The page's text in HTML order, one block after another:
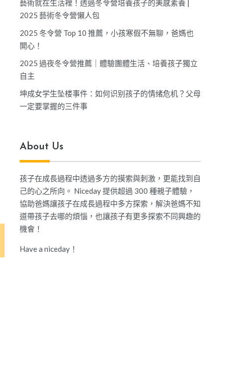
藝術就在生活裡！透過冬令營培養孩子的美感素養 |
2025 藝術冬令營懶人包
2025 冬令營 Top 10 推薦，小孩寒假不無聊，爸媽也
開心！
2025 過夜冬令營推薦｜體驗團體生活、培養孩子獨立
自主
坤成女学生坠楼事件：如何识别孩子的情绪危机？父母
一定要掌握的三件事
About Us
孩子在成長過程中透過多方的摸索與刺激，更能找到自
己的心之所向。 Niceday 提供超過 300 種親子體驗，
協助爸媽讓孩子在成長過程中多方探索，解決爸媽不知
道帶孩子去哪的煩惱，也讓孩子有更多探索不同興趣的
機會！
Have a niceday！